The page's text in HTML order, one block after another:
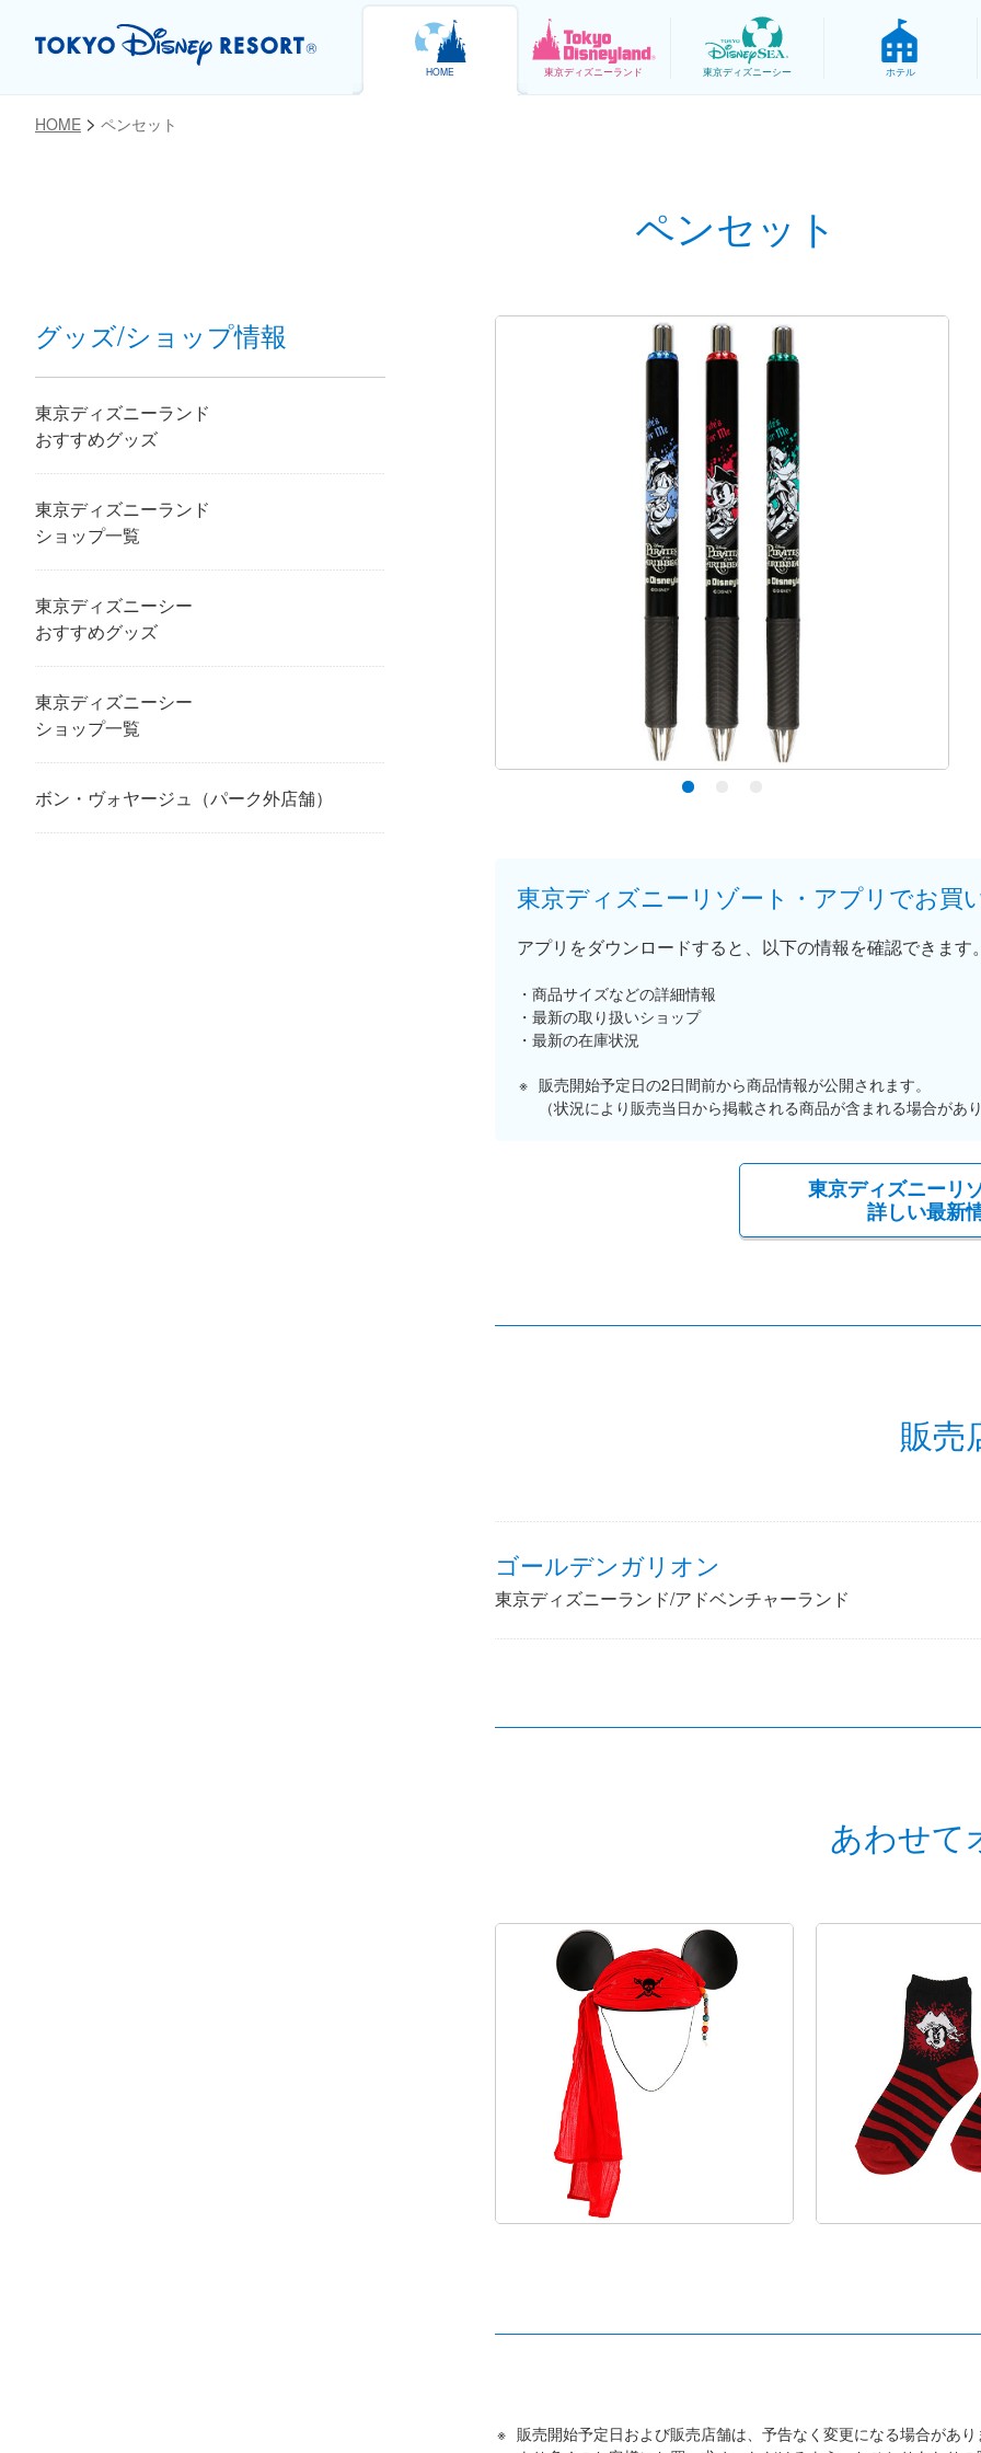
HOME 東京ディズニーランド 東京ディズニーシー ホテル
HOME ペンセット
ペンセット
東京ディズニーリゾート・アプリでお買
アプリをダウンロードすると、以下の情報を確認できます
商品サイズなどの詳細情報
最新の取り扱いショップ
最新の在庫状況
販売開始予定日の2日間前から商品情報が公開されます。
（状況により販売当日から掲載される商品が含まれる場合があ
東京ディズニーリ
詳しい最新
販売
ゴールデンガリオン
東京ディズニーランド/アドベンチャーランド
あわせて
販売開始予定日および販売店舗は、予告なく変更になる場合があ
グッズ/ショップ情報
東京ディズニーランド
おすすめグッズ
東京ディズニーランド
ショップ一覧
東京ディズニーシー
おすすめグッズ
東京ディズニーシー
ショップ一覧
ボン・ヴォヤージュ（パーク外店舗）